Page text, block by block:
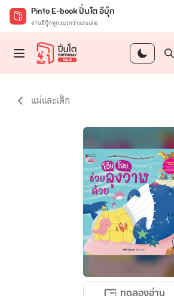
Pinto E-book ปิ่นโต อีบุ๊ก
อ่านอีบุ๊กทุกแนวกว่าแสนเล่ม
แม่และเด็ก